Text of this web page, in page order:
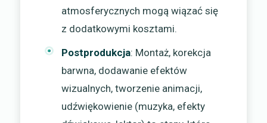
atmosferycznych mogą wiązać się
z dodatkowymi kosztami.
Postprodukcja: Montaż, korekcja
barwna, dodawanie efektów
wizualnych, tworzenie animacji,
udźwiękowienie (muzyka, efekty